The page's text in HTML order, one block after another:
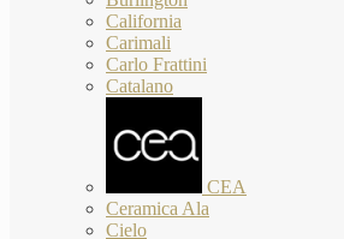
California
Carimali
Carlo Frattini
Catalano
CEA
Ceramica Ala
Cielo